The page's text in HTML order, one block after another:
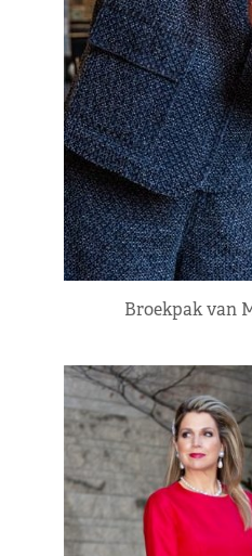
Broekpak van